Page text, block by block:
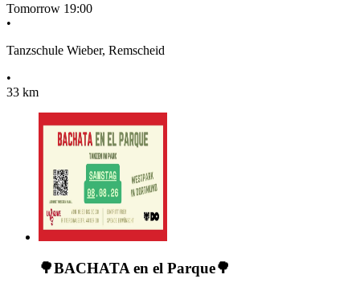
Tomorrow 19:00
•
Tanzschule Wieber, Remscheid
•
33 km
🌳BACHATA en el Parque🌳